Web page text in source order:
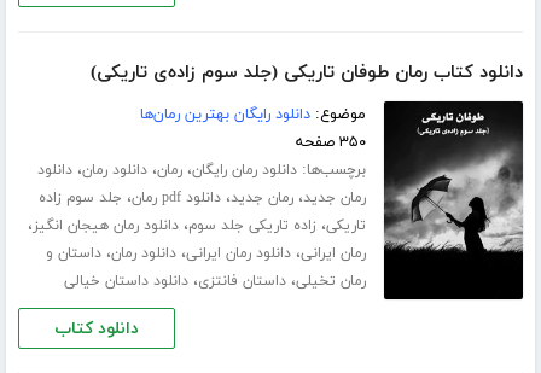
دانلود کتاب رمان طوفان تاریکی (جلد سوم زاده‌ی تاریکی)
موضوع:دانلود رایگان بهترین رمان‌ها
۳۵۰ صفحه
برچسب‌ها:دانلود رمان رایگان،رمان،دانلود رمان،دانلود
رمان جدید،رمان جدید،دانلود pdf رمان ، جلد سوم زاده
تاریکی، زاده تاریکی جلد سوم،دانلود رمان هیجان انگیز،
رمان ایرانی،دانلود رمان ایرانی،دانلود رمان،داستان و
رمان تخیلی،داستان فانتزی،دانلود داستان خیالی
دانلود کتاب